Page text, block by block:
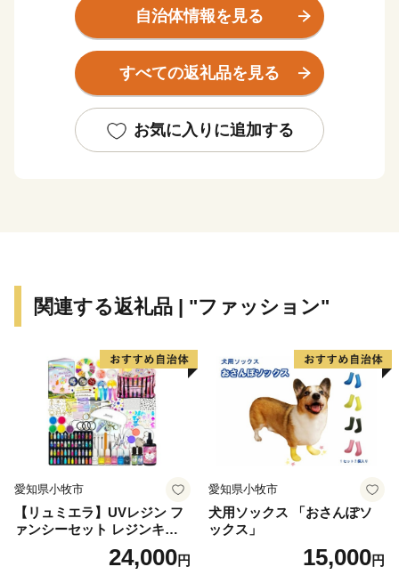
本有数の渡り鳥の飛来地である三河湾の汐川干潟などが
あります。また、温暖な気候に恵まれ、大消費地が近い
こともあり全国有数の農業産地となっています。三河港
には多くの外資系企業が進出しており、特に自動車の輸
ます発展が期待されています。
「手筒花火」「のんほいパーク」「路面電車」「とよは
自治体情報を見る
すべての返礼品を見る
お気に入りに追加する
関連する返礼品 | "ファッション"
愛知県小牧市
【リュミエラ】UVレジン フ
ァンシーセット レジンキッ
ト ハンドメイド レジンクラ
フト アクセサリーキット 手
24,000円
愛知県小牧市
犬用ソックス 「おさんぽソ
ックス」
15,000円